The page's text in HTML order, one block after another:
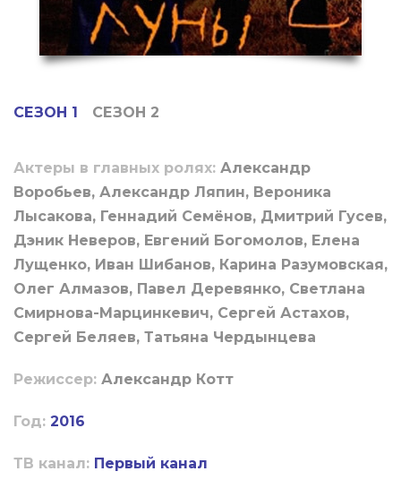
СЕЗОН 1 СЕЗОН 2
Актеры в главных ролях: Александр
Воробьев, Александр Ляпин, Вероника
Лысакова, Геннадий Семёнов, Дмитрий Гусев,
Дэник Неверов, Евгений Богомолов, Елена
Лущенко, Иван Шибанов, Карина Разумовская,
Олег Алмазов, Павел Деревянко, Светлана
Смирнова-Марцинкевич, Сергей Астахов,
Сергей Беляев, Татьяна Чердынцева
Режиссер: Александр Котт
Год: 2016
ТВ канал: Первый канал